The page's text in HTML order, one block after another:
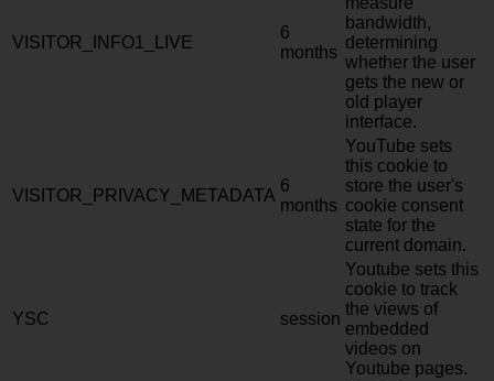
VISITOR_INFO1_LIVE
6
months
bandwidth,
determining
whether the user
gets the new or
old player
interface.
VISITOR_PRIVACY_METADATA
6
months
YouTube sets
this cookie to
store the user's
cookie consent
state for the
current domain.
YSC session
Youtube sets this
cookie to track
the views of
embedded
videos on
Youtube pages.